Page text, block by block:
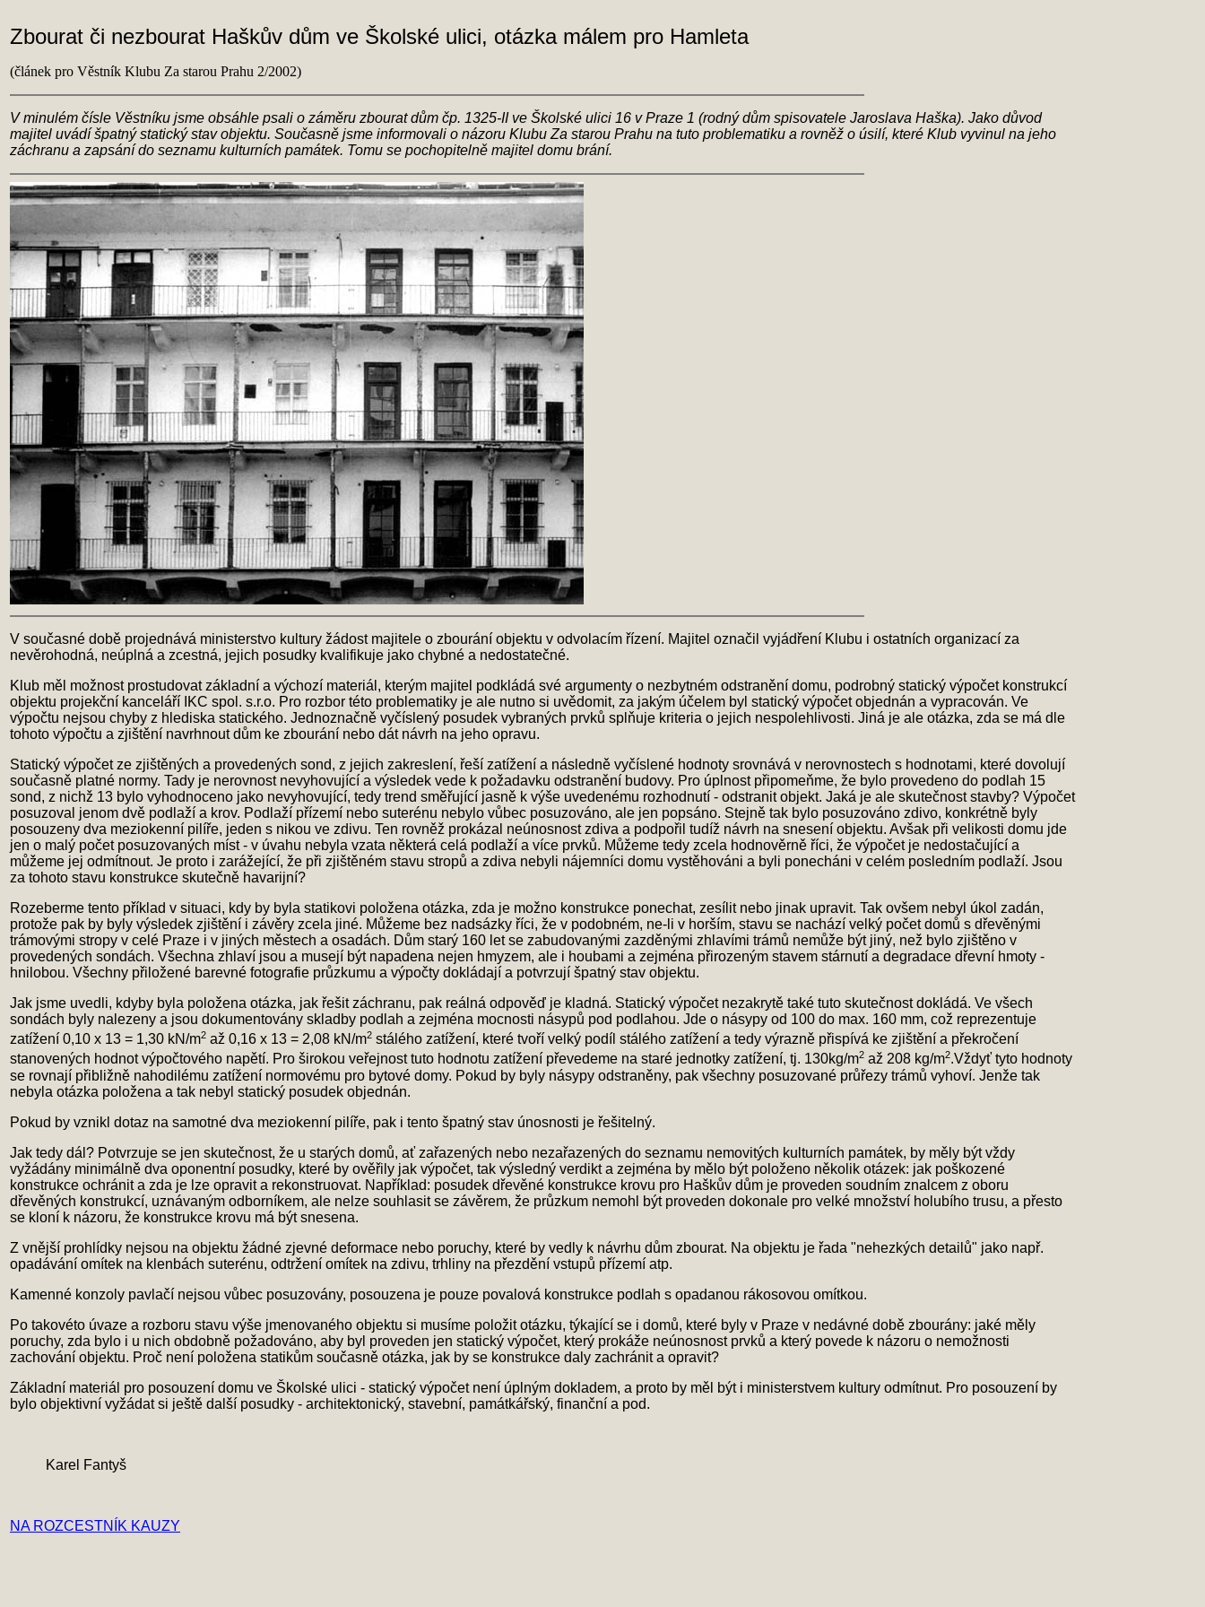
Zbourat či nezbourat Haškův dům ve Školské ulici, otázka málem pro Hamleta
(článek pro Věstník Klubu Za starou Prahu 2/2002)
V minulém čísle Věstníku jsme obsáhle psali o záměru zbourat dům čp. 1325-II ve Školské ulici 16 v Praze 1 (rodný dům spisovatele Jaroslava Haška). Jako důvod
majitel uvádí špatný statický stav objektu. Současně jsme informovali o názoru Klubu Za starou Prahu na tuto problematiku a rovněž o úsilí, které Klub vyvinul na jeho
záchranu a zapsání do seznamu kulturních památek. Tomu se pochopitelně majitel domu brání.
V současné době projednává ministerstvo kultury žádost majitele o zbourání objektu v odvolacím řízení. Majitel označil vyjádření Klubu i ostatních organizací za
nevěrohodná, neúplná a zcestná, jejich posudky kvalifikuje jako chybné a nedostatečné.
Klub měl možnost prostudovat základní a výchozí materiál, kterým majitel podkládá své argumenty o nezbytném odstranění domu, podrobný statický výpočet konstrukcí
objektu projekční kanceláří IKC spol. s.r.o. Pro rozbor této problematiky je ale nutno si uvědomit, za jakým účelem byl statický výpočet objednán a vypracován. Ve
výpočtu nejsou chyby z hlediska statického. Jednoznačně vyčíslený posudek vybraných prvků splňuje kriteria o jejich nespolehlivosti. Jiná je ale otázka, zda se má dle
tohoto výpočtu a zjištění navrhnout dům ke zbourání nebo dát návrh na jeho opravu.
Statický výpočet ze zjištěných a provedených sond, z jejich zakreslení, řeší zatížení a následně vyčíslené hodnoty srovnává v nerovnostech s hodnotami, které dovolují
současně platné normy. Tady je nerovnost nevyhovující a výsledek vede k požadavku odstranění budovy. Pro úplnost připomeňme, že bylo provedeno do podlah 15
sond, z nichž 13 bylo vyhodnoceno jako nevyhovující, tedy trend směřující jasně k výše uvedenému rozhodnutí - odstranit objekt. Jaká je ale skutečnost stavby? Výpočet
posuzoval jenom dvě podlaží a krov. Podlaží přízemí nebo suterénu nebylo vůbec posuzováno, ale jen popsáno. Stejně tak bylo posuzováno zdivo, konkrétně byly
posouzeny dva meziokenní pilíře, jeden s nikou ve zdivu. Ten rovněž prokázal neúnosnost zdiva a podpořil tudíž návrh na snesení objektu. Avšak při velikosti domu jde
jen o malý počet posuzovaných míst - v úvahu nebyla vzata některá celá podlaží a více prvků. Můžeme tedy zcela hodnověrně říci, že výpočet je nedostačující a
můžeme jej odmítnout. Je proto i zarážející, že při zjištěném stavu stropů a zdiva nebyli nájemníci domu vystěhováni a byli ponecháni v celém posledním podlaží. Jsou
za tohoto stavu konstrukce skutečně havarijní?
Rozeberme tento příklad v situaci, kdy by byla statikovi položena otázka, zda je možno konstrukce ponechat, zesílit nebo jinak upravit. Tak ovšem nebyl úkol zadán,
protože pak by byly výsledek zjištění i závěry zcela jiné. Můžeme bez nadsázky říci, že v podobném, ne-li v horším, stavu se nachází velký počet domů s dřevěnými
trámovými stropy v celé Praze i v jiných městech a osadách. Dům starý 160 let se zabudovanými zazděnými zhlavími trámů nemůže být jiný, než bylo zjištěno v
provedených sondách. Všechna zhlaví jsou a musejí být napadena nejen hmyzem, ale i houbami a zejména přirozeným stavem stárnutí a degradace dřevní hmoty -
hnilobou. Všechny přiložené barevné fotografie průzkumu a výpočty dokládají a potvrzují špatný stav objektu.
Jak jsme uvedli, kdyby byla položena otázka, jak řešit záchranu, pak reálná odpověď je kladná. Statický výpočet nezakrytě také tuto skutečnost dokládá. Ve všech
sondách byly nalezeny a jsou dokumentovány skladby podlah a zejména mocnosti násypů pod podlahou. Jde o násypy od 100 do max. 160 mm, což reprezentuje
zatížení 0,10 x 13 = 1,30 kN/m2 až 0,16 x 13 = 2,08 kN/m2 stálého zatížení, které tvoří velký podíl stálého zatížení a tedy výrazně přispívá ke zjištění a překročení
stanovených hodnot výpočtového napětí. Pro širokou veřejnost tuto hodnotu zatížení převedeme na staré jednotky zatížení, tj. 130kg/m2 až 208 kg/m2.Vždyť tyto hodnoty
se rovnají přibližně nahodilému zatížení normovému pro bytové domy. Pokud by byly násypy odstraněny, pak všechny posuzované průřezy trámů vyhoví. Jenže tak
nebyla otázka položena a tak nebyl statický posudek objednán.
Pokud by vznikl dotaz na samotné dva meziokenní pilíře, pak i tento špatný stav únosnosti je řešitelný.
Jak tedy dál? Potvrzuje se jen skutečnost, že u starých domů, ať zařazených nebo nezařazených do seznamu nemovitých kulturních památek, by měly být vždy
vyžádány minimálně dva oponentní posudky, které by ověřily jak výpočet, tak výsledný verdikt a zejména by mělo být položeno několik otázek: jak poškozené
konstrukce ochránit a zda je lze opravit a rekonstruovat. Například: posudek dřevěné konstrukce krovu pro Haškův dům je proveden soudním znalcem z oboru
dřevěných konstrukcí, uznávaným odborníkem, ale nelze souhlasit se závěrem, že průzkum nemohl být proveden dokonale pro velké množství holubího trusu, a přesto
se kloní k názoru, že konstrukce krovu má být snesena.
Z vnější prohlídky nejsou na objektu žádné zjevné deformace nebo poruchy, které by vedly k návrhu dům zbourat. Na objektu je řada "nehezkých detailů" jako např.
opadávání omítek na klenbách suterénu, odtržení omítek na zdivu, trhliny na přezdění vstupů přízemí atp.
Kamenné konzoly pavlačí nejsou vůbec posuzovány, posouzena je pouze povalová konstrukce podlah s opadanou rákosovou omítkou.
Po takovéto úvaze a rozboru stavu výše jmenovaného objektu si musíme položit otázku, týkající se i domů, které byly v Praze v nedávné době zbourány: jaké měly
poruchy, zda bylo i u nich obdobně požadováno, aby byl proveden jen statický výpočet, který prokáže neúnosnost prvků a který povede k názoru o nemožnosti
zachování objektu. Proč není položena statikům současně otázka, jak by se konstrukce daly zachránit a opravit?
Základní materiál pro posouzení domu ve Školské ulici - statický výpočet není úplným dokladem, a proto by měl být i ministerstvem kultury odmítnut. Pro posouzení by
bylo objektivní vyžádat si ještě další posudky - architektonický, stavební, památkářský, finanční a pod.
Karel Fantyš
NA ROZCESTNÍK KAUZY